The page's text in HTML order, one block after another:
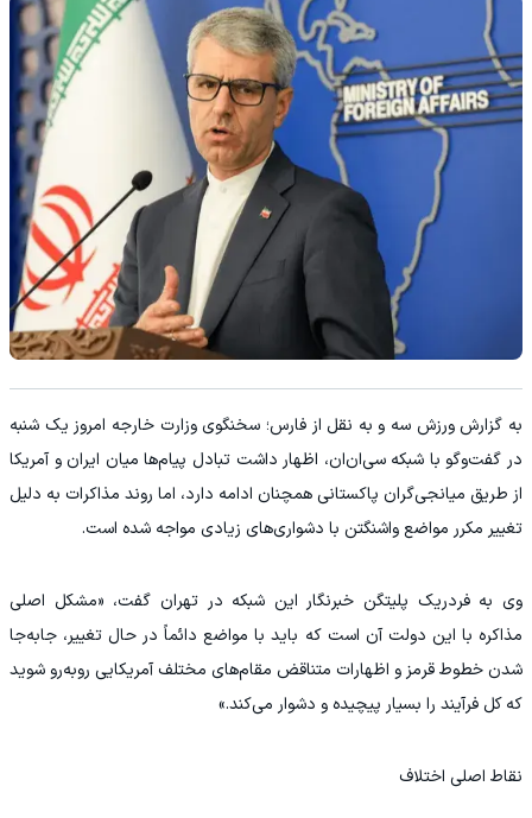
به گزارش ورزش سه و به نقل از فارس؛ سخنگوی وزارت خارجه امروز یک شنبه
در گفت‌و‌گو با شبکه سی‌ان‌ان، اظهار داشت تبادل پیام‌ها میان ایران و آمریکا
از طریق میانجی‌گران پاکستانی همچنان ادامه دارد، اما روند مذاکرات به دلیل
تغییر مکرر مواضع واشنگتن با دشواری‌های زیادی مواجه شده است.
وی به فردریک پلیتگن خبرنگار این شبکه در تهران گفت، «مشکل اصلی
مذاکره با این دولت آن است که باید با مواضع دائماً در حال تغییر، جابه‌جا
شدن خطوط قرمز و اظهارات متناقض مقام‌های مختلف آمریکایی روبه‌رو شوید
که کل فرآیند را بسیار پیچیده و دشوار می‌کند.»
نقاط اصلی اختلاف